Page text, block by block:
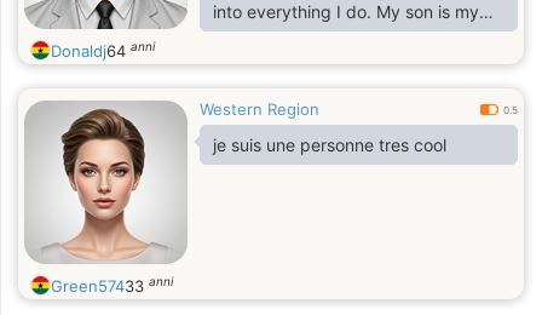
into everything I do. My son is my
greatest accomplishment in life. I am
an honest, decent, humble, smart,
what he wants in life and also is an
affectionate person. I am looking for
a loving and caring woman who is
Donaldj64 anni
Western Region 0.5
je suis une personne tres cool
Green57433 anni